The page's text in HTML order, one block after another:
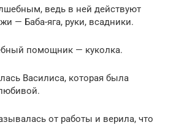
ведь в ней действуют
— Баба-яга, руки, всадники.
помощник — куколка.
Василиса, которая была
от работы и верила, что